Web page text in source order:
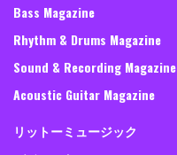
Bass Magazine
Rhythm & Drums Magazine
Sound & Recording Magazine
Acoustic Guitar Magazine
リットーミュージック